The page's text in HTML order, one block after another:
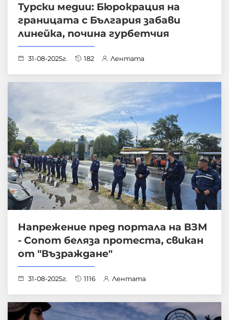
Турски медии: Бюрокрация на
границата с България забави
линейка, почина гурбетчия
31-08-2025г. 182 Лентата
Напрежение пред портала на ВЗМ
- Сопот беляза протеста, свикан
от "Възраждане"
31-08-2025г. 1116 Лентата